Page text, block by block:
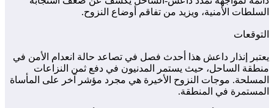
السلطات الأمنية، ويزيد من تفاقم أوضاع النزوح.
التوقعات
يعتبر إنذار داعش هذا أحدث فصل في تصاعد حالة انعدام الأمن في
منطقة الساحل، حيث يستمر المدنيون في دفع ثمن النزاعات
المسلحة. موجات النزوح الأخيرة هي مجرد مؤشر آخر على المأساة
المستمرة في المنطقة.